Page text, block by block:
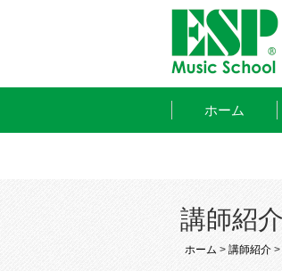
ホーム
講師紹
ホーム > 講師紹介 >